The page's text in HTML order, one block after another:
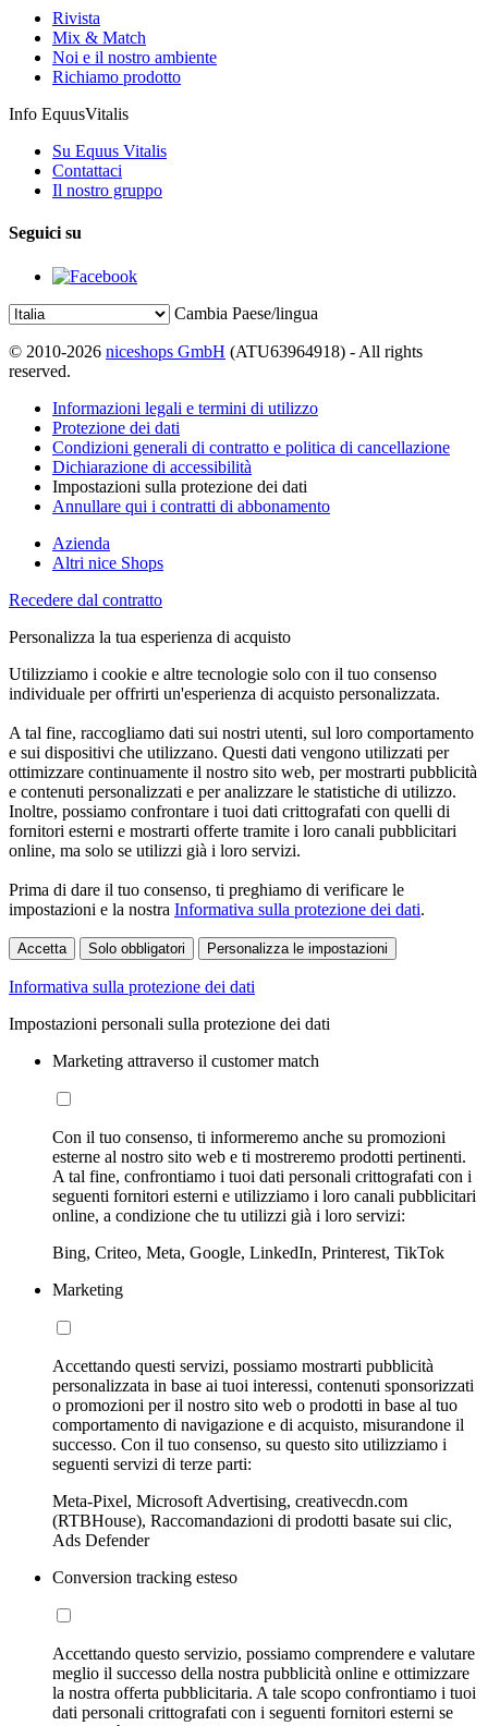
Rivista
Mix & Match
Noi e il nostro ambiente
Richiamo prodotto
Info EquusVitalis
Su Equus Vitalis
Contattaci
Il nostro gruppo
Seguici su
Cambia Paese/lingua
© 2010-2026 niceshops GmbH (ATU63964918) - All rights
reserved.
Informazioni legali e termini di utilizzo
Protezione dei dati
Condizioni generali di contratto e politica di cancellazione
Dichiarazione di accessibilità
Impostazioni sulla protezione dei dati
Annullare qui i contratti di abbonamento
Azienda
Altri nice Shops
Recedere dal contratto
Personalizza la tua esperienza di acquisto
Utilizziamo i cookie e altre tecnologie solo con il tuo consenso
individuale per offrirti un'esperienza di acquisto personalizzata.
A tal fine, raccogliamo dati sui nostri utenti, sul loro comportamento
e sui dispositivi che utilizzano. Questi dati vengono utilizzati per
ottimizzare continuamente il nostro sito web, per mostrarti pubblicità
e contenuti personalizzati e per analizzare le statistiche di utilizzo.
Inoltre, possiamo confrontare i tuoi dati crittografati con quelli di
fornitori esterni e mostrarti offerte tramite i loro canali pubblicitari
online, ma solo se utilizzi già i loro servizi.
Prima di dare il tuo consenso, ti preghiamo di verificare le
impostazioni e la nostra Informativa sulla protezione dei dati.
Accetta Solo obbligatori Personalizza le impostazioni
Informativa sulla protezione dei dati
Impostazioni personali sulla protezione dei dati
Marketing attraverso il customer match
Con il tuo consenso, ti informeremo anche su promozioni
esterne al nostro sito web e ti mostreremo prodotti pertinenti.
A tal fine, confrontiamo i tuoi dati personali crittografati con i
seguenti fornitori esterni e utilizziamo i loro canali pubblicitari
online, a condizione che tu utilizzi già i loro servizi:
Bing, Criteo, Meta, Google, LinkedIn, Printerest, TikTok
Marketing
Accettando questi servizi, possiamo mostrarti pubblicità
personalizzata in base ai tuoi interessi, contenuti sponsorizzati
o promozioni per il nostro sito web o prodotti in base al tuo
comportamento di navigazione e di acquisto, misurandone il
successo. Con il tuo consenso, su questo sito utilizziamo i
seguenti servizi di terze parti:
Meta-Pixel, Microsoft Advertising, creativecdn.com
(RTBHouse), Raccomandazioni di prodotti basate sui clic,
Ads Defender
Conversion tracking esteso
Accettando questo servizio, possiamo comprendere e valutare
meglio il successo della nostra pubblicità online e ottimizzare
la nostra offerta pubblicitaria. A tale scopo confrontiamo i tuoi
dati personali crittografati con i seguenti fornitori esterni se